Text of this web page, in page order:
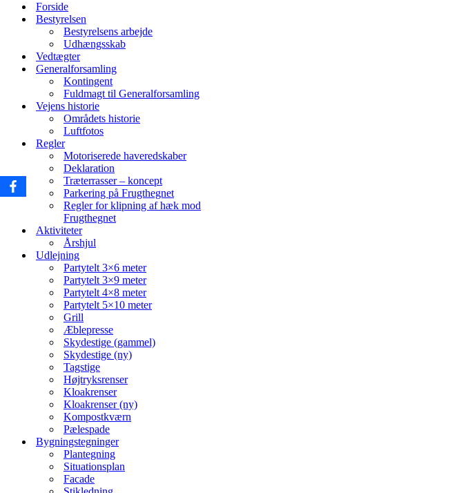
Forside
Bestyrelsen
Bestyrelsens arbejde
Udhængsskab
Vedtægter
Generalforsamling
Kontingent
Fuldmagt til Generalforsamling
Vejens historie
Områdets historie
Luftfotos
Regler
Motoriserede haveredskaber
Deklaration
Træterrasser – koncept
Parkering på Frugthegnet
Regler for klipning af hæk mod
Frugthegnet
Aktiviteter
Årshjul
Udlejning
Partytelt 3×6 meter
Partytelt 3×9 meter
Partytelt 4×8 meter
Partytelt 5×10 meter
Grill
Æblepresse
Skydestige (gammel)
Skydestige (ny)
Tagstige
Højtryksrenser
Kloakrenser
Kloakrenser (ny)
Kompostkværn
Pælespade
Bygningstegninger
Plantegning
Situationsplan
Facade